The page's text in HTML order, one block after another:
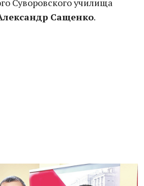
Суворовского училища
Сащенко.